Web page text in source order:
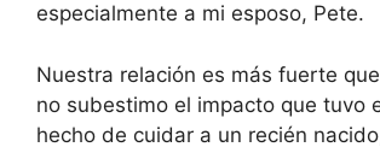
especialmente a mi esposo, Pete.
Nuestra relación es más fuerte
no subestimo el impacto que tuvo
hecho de cuidar a un recién